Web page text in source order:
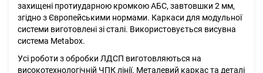
захищені протиударною кромкою AБС, завтовшки 2 мм,
згідно з Європейськими нормами. Каркаси для модульної
системи виготовлені зі сталі. Використовується висувна
система Metabox.
Усі роботи з обробки ЛДСП виготовляються на
високотехнологічній ЧПК лінії. Металевий каркас та деталі